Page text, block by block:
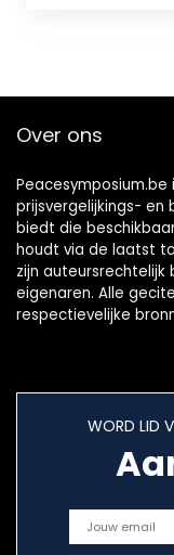
Over ons
prijsvergelijkings-
biedt die
houdt via de laatst
zijn auteursrechtelijk
eigenaren. Alle
respectievelijke
WORD LID